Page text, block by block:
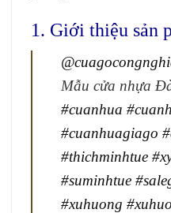
1. Giới thiệu sản
Mẫu cửa nhựa
#cuanhua
#cuanhuagiago
#thichminhtue
#suminhtue
#xuhuong